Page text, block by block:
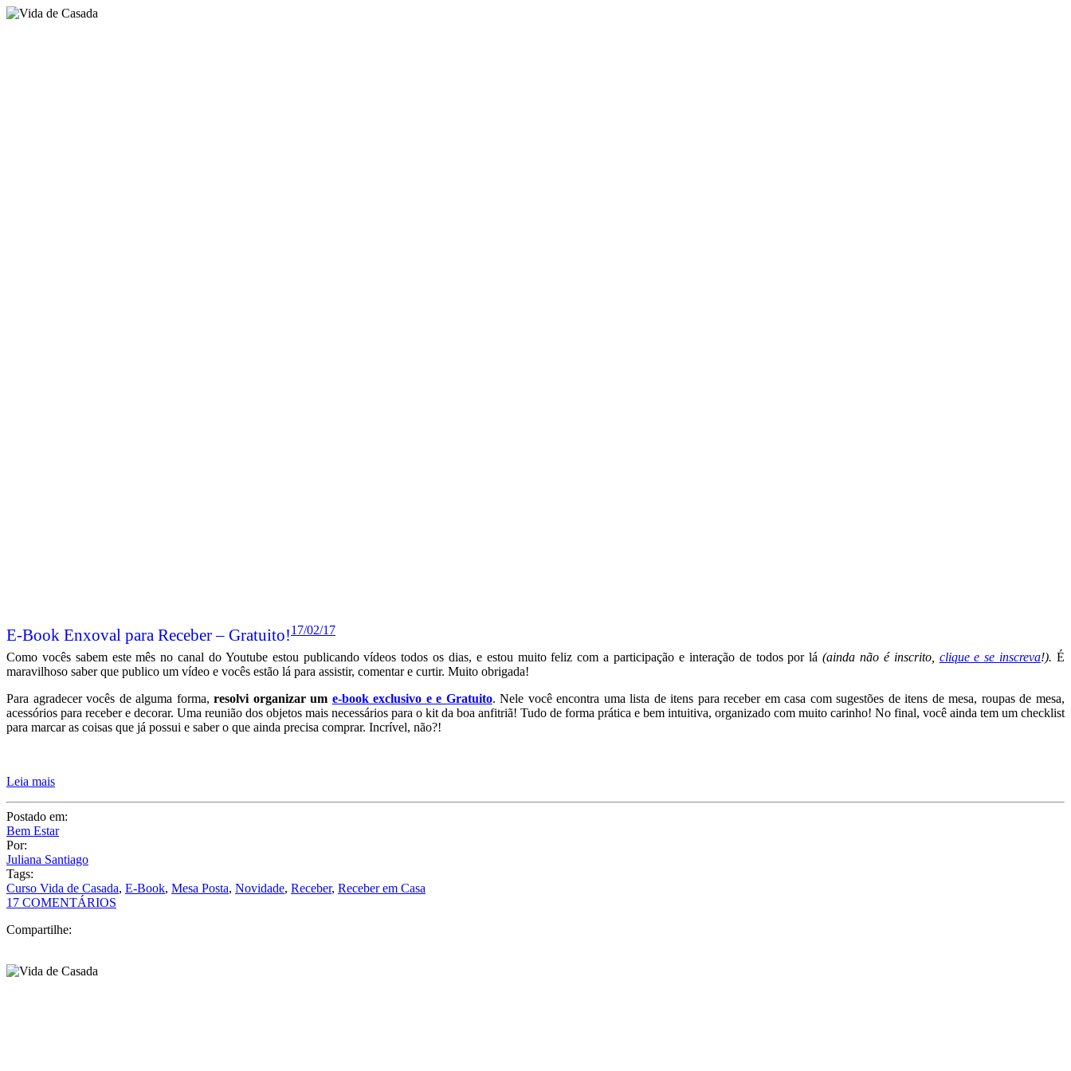
E-Book Enxoval para Receber – Gratuito!17/02/17
Como vocês sabem este mês no canal do Youtube estou publicando vídeos todos os dias, e estou muito feliz com a participação e interação de todos por lá(ainda não é inscrito, clique e se inscreva!). É
maravilhoso saber que publico um vídeo e vocês estão lá para assistir, comentar e curtir. Muito obrigada!
Para agradecer vocês de alguma forma,resolvi organizar um e-book exclusivo e e Gratuito. Nele você encontra uma lista de itens para receber em casa com sugestões de itens de mesa, roupas de mesa,
acessórios para receber e decorar. Uma reunião dos objetos mais necessários para o kit da boa anfitriã! Tudo de forma prática e bem intuitiva, organizado com muito carinho! No final, você ainda tem um checklist
para marcar as coisas que já possui e saber o que ainda precisa comprar. Incrível, não?!
Leia mais
Postado em:
Bem Estar
Por:
Juliana Santiago
Tags:
Curso Vida de Casada, E-Book, Mesa Posta, Novidade, Receber, Receber em Casa
17 COMENTÁRIOS
Compartilhe: